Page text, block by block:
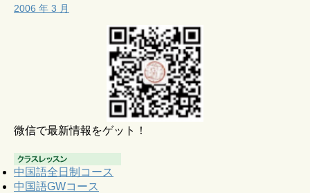
2006 年 3 月
微信で最新情報をゲット！
中国語全日制コース
中国語GWコース